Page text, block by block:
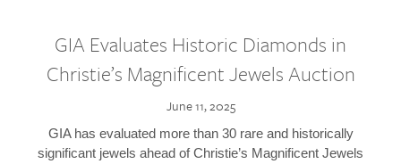
GIA Evaluates Historic Diamonds in
Christie’s Magnificent Jewels Auction
June 11, 2025
GIA has evaluated more than 30 rare and historically
significant jewels ahead of Christie’s Magnificent Jewels